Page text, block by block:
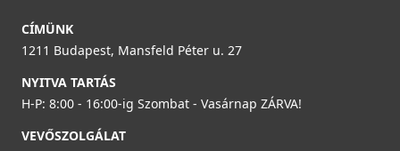
ELLECI - Csaptelep Trail K86
MKKTRA86
Részletek
149 990 Ft
CÍMÜNK
1211 Budapest, Mansfeld Péter u. 27
NYITVA TARTÁS
H-P: 8:00 - 16:00-ig Szombat - Vasárnap ZÁRVA!
VEVŐSZOLGÁLAT